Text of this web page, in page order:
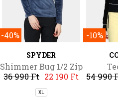
-40%
SPYDER
Shimmer Bug 1/2 Zip
36 990 Ft 22 190 Ft
XL
-10%
54 990 Ft